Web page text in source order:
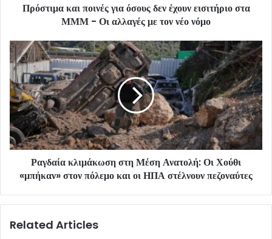
Πρόστιμα και ποινές για όσους δεν έχουν εισιτήριο στα
ΜΜΜ - Οι αλλαγές με τον νέο νόμο
Ραγδαία κλιμάκωση στη Μέση Ανατολή: Οι Χούθι
«μπήκαν» στον πόλεμο και οι ΗΠΑ στέλνουν πεζοναύτες
Related Articles